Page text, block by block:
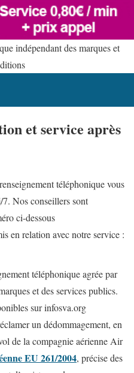
indépendant des marques et
et service après
téléphonique vous
Nos conseillers sont
ci-dessous
en relation avec notre service :
téléphonique agrée par
et des services publics.
sur infosva.org
un dédommagement, en
de la compagnie aérienne Air
EU 261/2004, précise des